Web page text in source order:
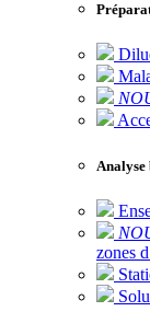
Analyse
zones